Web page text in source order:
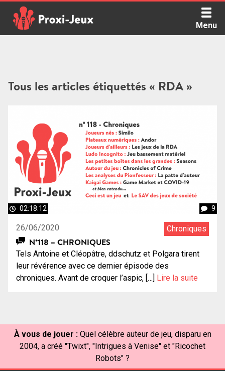
content
Menu
Tous les articles étiquettés « RDA »
02:18:12 9
26/06/2020 Chroniques
N°118 – CHRONIQUES
Tels Antoine et Cléopâtre, ddschutz et Polgara tirent
leur révérence avec ce dernier épisode des
chroniques. Avant de croquer l’aspic, […] Lire la suite
À vous de jouer : Quel célèbre auteur de jeu, disparu en
2004, a créé "Twixt", "Intrigues à Venise" et "Ricochet
Robots" ?